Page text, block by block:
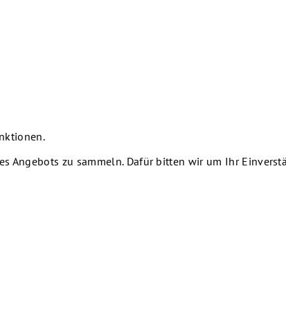
Angebots zu sammeln. Dafür bitten wir um Ihr